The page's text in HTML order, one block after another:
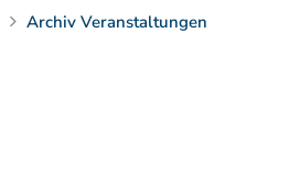
Archiv Veranstaltungen